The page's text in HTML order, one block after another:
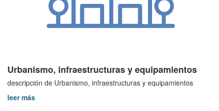
Urbanismo, infraestructuras y equipamientos
descripción de Urbanismo, infraestructuras y equipamientos
leer más